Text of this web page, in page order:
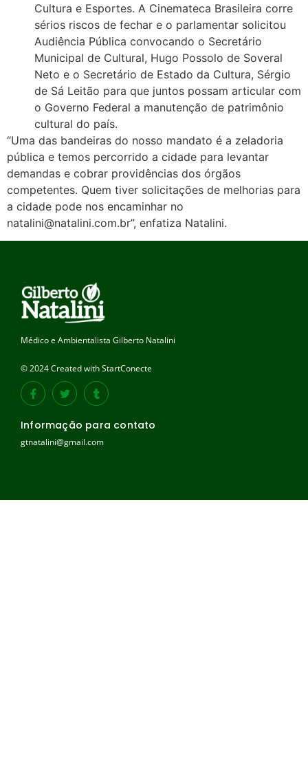
Cultura e Esportes. A Cinemateca Brasileira corre
sérios riscos de fechar e o parlamentar solicitou
Audiência Pública convocando o Secretário
Municipal de Cultural, Hugo Possolo de Soveral
Neto e o Secretário de Estado da Cultura, Sérgio
de Sá Leitão para que juntos possam articular com
o Governo Federal a manutenção de patrimônio
cultural do país.
“Uma das bandeiras do nosso mandato é a zeladoria
pública e temos percorrido a cidade para levantar
demandas e cobrar providências dos órgãos
competentes. Quem tiver solicitações de melhorias para
a cidade pode nos encaminhar no
natalini@natalini.com.br”, enfatiza Natalini.
Médico e Ambientalista Gilberto Natalini
© 2024 Created with StartConecte
Informação para contato
gtnatalini@gmail.com